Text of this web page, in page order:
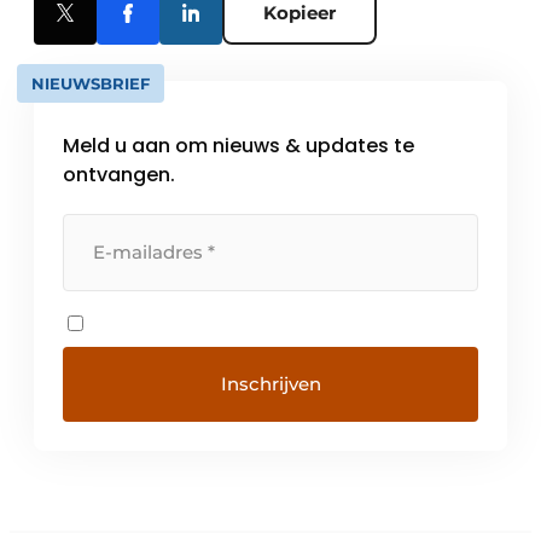
Kopieer
NIEUWSBRIEF
Meld u aan om nieuws & updates te
ontvangen.